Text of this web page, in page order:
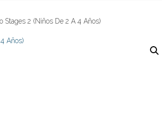
Stages 2 (Niños De 2 A 4 Años)